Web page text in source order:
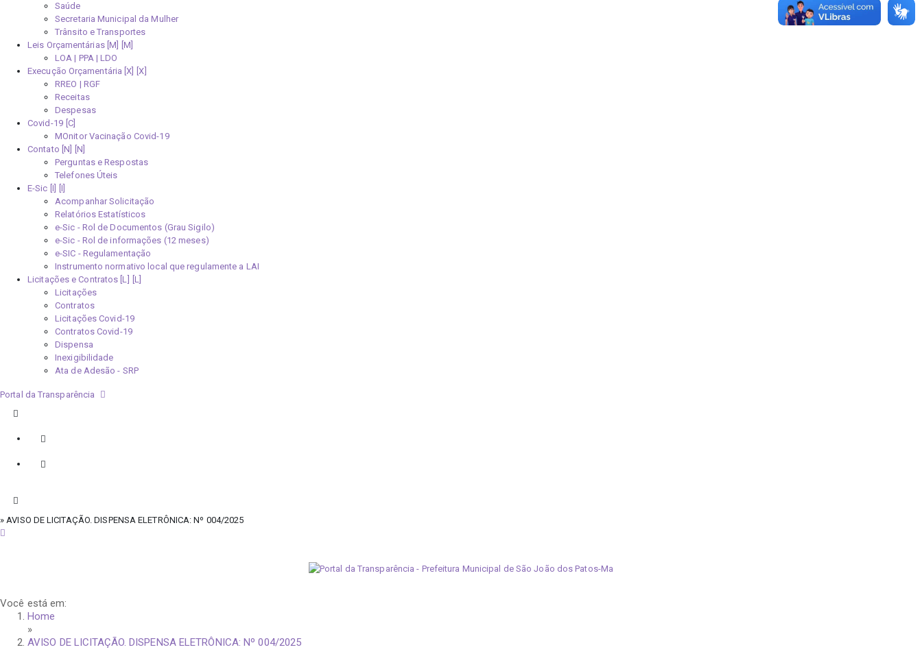
Saúde
Secretaria Municipal da Mulher
Trânsito e Transportes
Leis Orçamentárias [M]
LOA | PPA | LDO
Execução Orçamentária [X]
RREO | RGF
Receitas
Despesas
Covid-19
MOnitor Vacinação Covid-19
Contato [N]
Perguntas e Respostas
Telefones Úteis
E-Sic [I]
Acompanhar Solicitação
Relatórios Estatísticos
e-Sic - Rol de Documentos (Grau Sigilo)
e-Sic - Rol de informações (12 meses)
e-SIC - Regulamentação
Instrumento normativo local que regulamente a LAI
Licitações e Contratos [L]
Licitações
Contratos
Licitações Covid-19
Contratos Covid-19
Dispensa
Inexigibilidade
Ata de Adesão - SRP
Portal da Transparência
» AVISO DE LICITAÇÃO. DISPENSA ELETRÔNICA: Nº 004/2025
Você está em:
Home
»
AVISO DE LICITAÇÃO. DISPENSA ELETRÔNICA: Nº 004/2025